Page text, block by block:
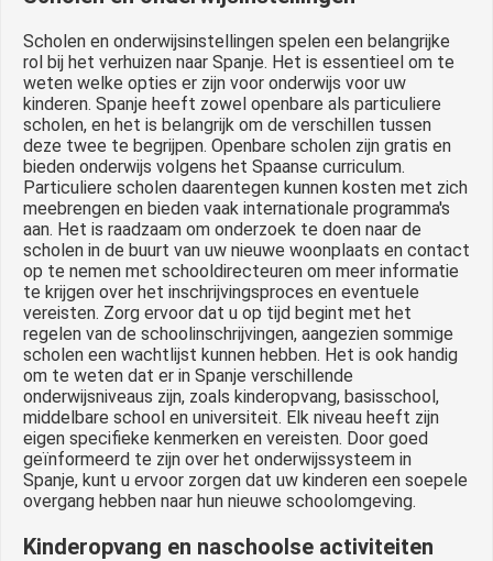
Scholen en onderwijsinstellingen spelen een belangrijke
rol bij het verhuizen naar Spanje. Het is essentieel om te
weten welke opties er zijn voor onderwijs voor uw
kinderen. Spanje heeft zowel openbare als particuliere
scholen, en het is belangrijk om de verschillen tussen
deze twee te begrijpen. Openbare scholen zijn gratis en
bieden onderwijs volgens het Spaanse curriculum.
Particuliere scholen daarentegen kunnen kosten met zich
meebrengen en bieden vaak internationale programma's
aan. Het is raadzaam om onderzoek te doen naar de
scholen in de buurt van uw nieuwe woonplaats en contact
op te nemen met schooldirecteuren om meer informatie
te krijgen over het inschrijvingsproces en eventuele
vereisten. Zorg ervoor dat u op tijd begint met het
regelen van de schoolinschrijvingen, aangezien sommige
scholen een wachtlijst kunnen hebben. Het is ook handig
om te weten dat er in Spanje verschillende
onderwijsniveaus zijn, zoals kinderopvang, basisschool,
middelbare school en universiteit. Elk niveau heeft zijn
eigen specifieke kenmerken en vereisten. Door goed
geïnformeerd te zijn over het onderwijssysteem in
Spanje, kunt u ervoor zorgen dat uw kinderen een soepele
overgang hebben naar hun nieuwe schoolomgeving.
Kinderopvang en naschoolse activiteiten